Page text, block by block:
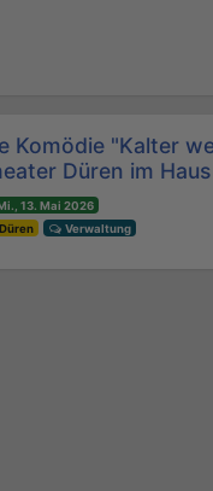
Komödie "Kalter
Düren im
13. Mai 2026
Düren
Verwaltung